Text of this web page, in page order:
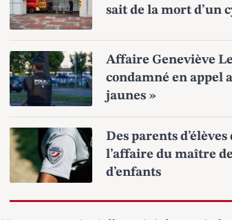
sait de la mort d’un
Affaire Geneviève
condamné en appel
jaunes »
Des parents
l’affaire du maître
d’enfants